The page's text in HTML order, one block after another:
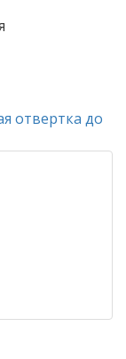
отвертка до